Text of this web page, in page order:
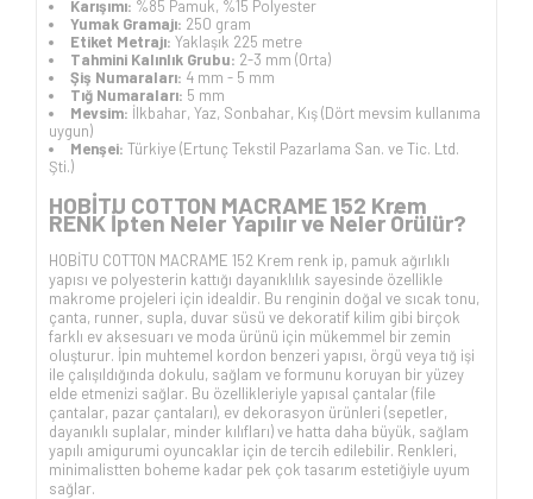
Karışımı: %85 Pamuk, %15 Polyester
Yumak Gramajı: 250 gram
Etiket Metrajı: Yaklaşık 225 metre
Tahmini Kalınlık Grubu: 2-3 mm (Orta)
Şiş Numaraları: 4 mm - 5 mm
Tığ Numaraları: 5 mm
Mevsim: İlkbahar, Yaz, Sonbahar, Kış (Dört mevsim kullanıma
uygun)
Menşei: Türkiye (Ertunç Tekstil Pazarlama San. ve Tic. Ltd.
Şti.)
HOBİTU COTTON MACRAME 152 Krem
RENK İpten Neler Yapılır ve Neler Örülür?
HOBİTU COTTON MACRAME 152 Krem renk ip, pamuk ağırlıklı
yapısı ve polyesterin kattığı dayanıklılık sayesinde özellikle
makrome projeleri için idealdir. Bu renginin doğal ve sıcak tonu,
çanta, runner, supla, duvar süsü ve dekoratif kilim gibi birçok
farklı ev aksesuarı ve moda ürünü için mükemmel bir zemin
oluşturur. İpin muhtemel kordon benzeri yapısı, örgü veya tığ işi
ile çalışıldığında dokulu, sağlam ve formunu koruyan bir yüzey
elde etmenizi sağlar. Bu özellikleriyle yapısal çantalar (file
çantalar, pazar çantaları), ev dekorasyon ürünleri (sepetler,
dayanıklı suplalar, minder kılıfları) ve hatta daha büyük, sağlam
yapılı amigurumi oyuncaklar için de tercih edilebilir. Renkleri,
minimalistten boheme kadar pek çok tasarım estetiğiyle uyum
sağlar.